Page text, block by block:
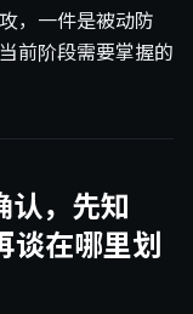
，一件是被动防
前阶段需要掌握的
认，先知
谈在哪里划